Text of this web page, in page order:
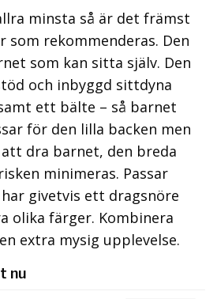
minsta så är det främst
som rekommenderas. Den
som kan sitta själv. Den
och inbyggd sittdyna
ett bälte – så barnet
för den lilla backen men
dra barnet, den breda
minimeras. Passar
har givetvis ett dragsnöre
olika färger. Kombinera
extra mysig upplevelse.
nu